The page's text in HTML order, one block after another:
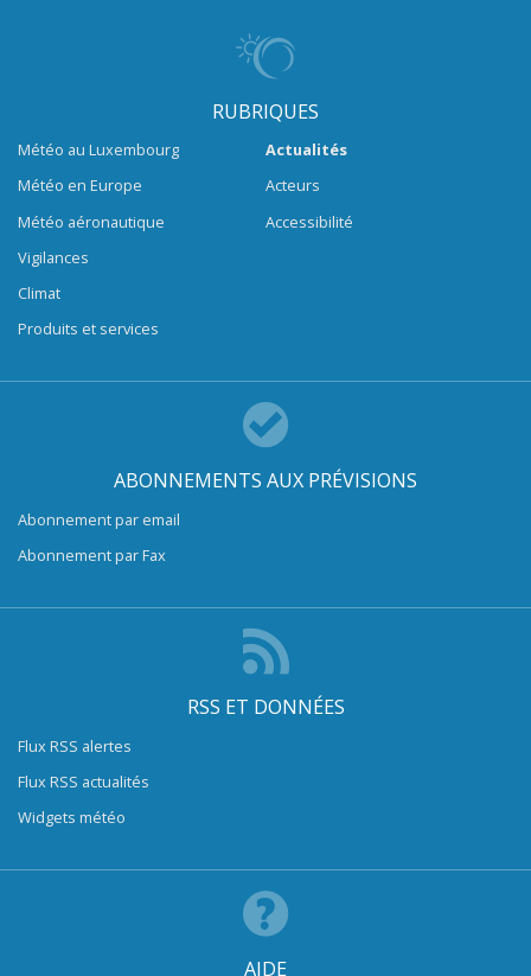
RUBRIQUES
Météo au Luxembourg
Météo en Europe
Météo aéronautique
Vigilances
Climat
Produits et services
Actualités
Acteurs
Accessibilité
ABONNEMENTS AUX PRÉVISIONS
Abonnement par email
Abonnement par Fax
RSS ET DONNÉES
Flux RSS alertes
Flux RSS actualités
Widgets météo
AIDE